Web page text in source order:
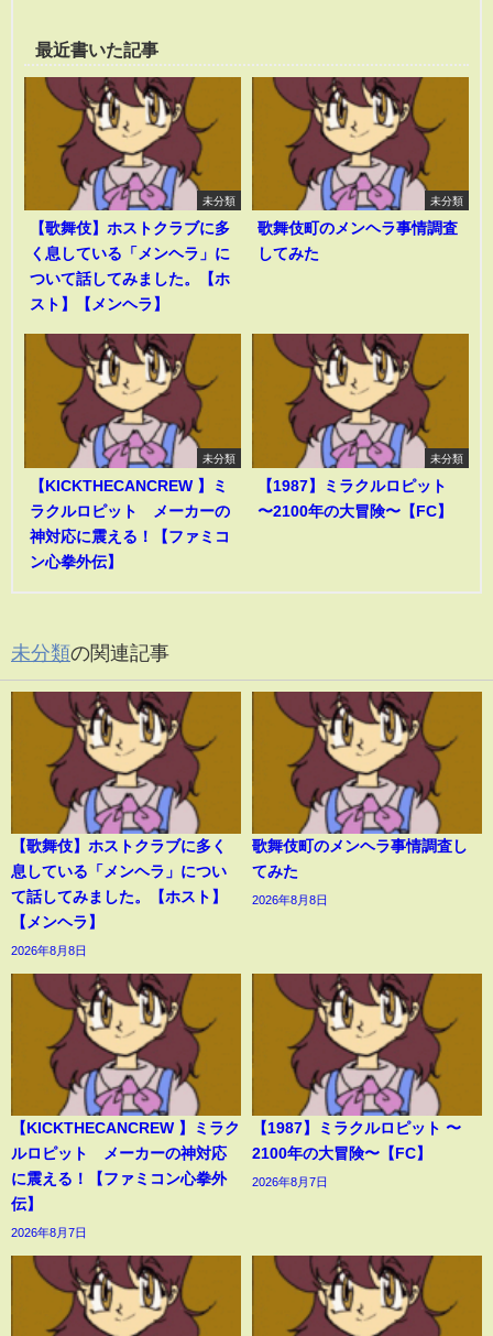
最近書いた記事
未分類
【歌舞伎】ホストクラブに多
く息している「メンヘラ」に
ついて話してみました。【ホ
スト】【メンヘラ】
未分類
歌舞伎町のメンヘラ事情調査
してみた
未分類
【KICKTHECANCREW 】ミ
ラクルロピット メーカーの
神対応に震える！【ファミコ
ン心拳外伝】
未分類
【1987】ミラクルロピット
〜2100年の大冒険〜【FC】
未分類の関連記事
【歌舞伎】ホストクラブに多く
息している「メンヘラ」につい
て話してみました。【ホスト】
【メンヘラ】
2026年8月8日
歌舞伎町のメンヘラ事情調査し
てみた
2026年8月8日
【KICKTHECANCREW 】ミラク
ルロピット メーカーの神対応
に震える！【ファミコン心拳外
伝】
2026年8月7日
【1987】ミラクルロピット 〜
2100年の大冒険〜【FC】
2026年8月7日